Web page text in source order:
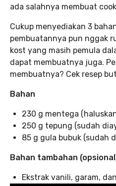
ada salahnya membuat
Cukup menyediakan 3
pembuatannya pun nggak
kost yang masih pemula
dapat membuatnya juga.
membuatnya? Cek resep
Bahan
230 g mentega
250 g tepung (sudah
85 g gula bubuk (sudah
Bahan tambahan
Ekstrak vanili, garam,